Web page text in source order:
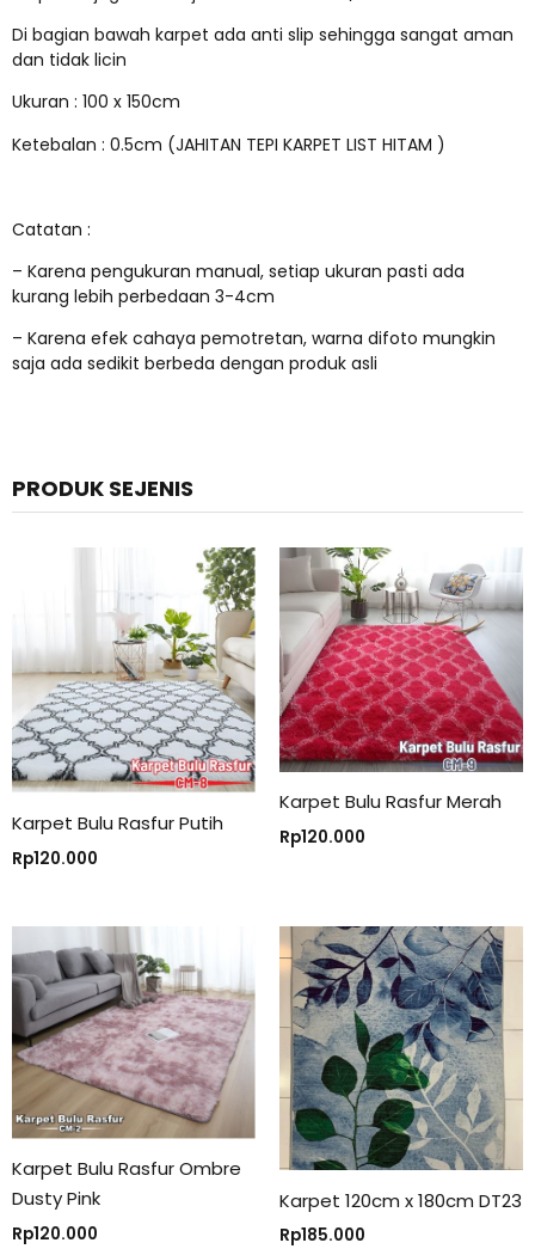
Di bagian bawah karpet ada anti slip sehingga sangat aman
dan tidak licin
Ukuran : 100 x 150cm
Ketebalan : 0.5cm (JAHITAN TEPI KARPET LIST HITAM )
Catatan :
– Karena pengukuran manual, setiap ukuran pasti ada
kurang lebih perbedaan 3-4cm
– Karena efek cahaya pemotretan, warna difoto mungkin
saja ada sedikit berbeda dengan produk asli
PRODUK SEJENIS
Karpet Bulu Rasfur Putih
Rp120.000
Karpet Bulu Rasfur Merah
Rp120.000
Karpet Bulu Rasfur Ombre
Dusty Pink
Rp120.000
Karpet 120cm x 180cm DT23
Rp185.000